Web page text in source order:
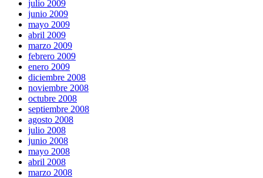
julio 2009
junio 2009
mayo 2009
abril 2009
marzo 2009
febrero 2009
enero 2009
diciembre 2008
noviembre 2008
octubre 2008
septiembre 2008
agosto 2008
julio 2008
junio 2008
mayo 2008
abril 2008
marzo 2008